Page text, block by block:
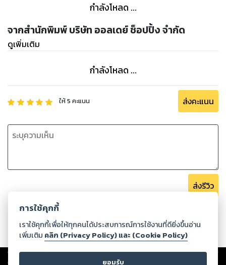
กำลังโหลด ...
จากสำนักพิมพ์ บริษัท ออลเดย์ ช็อปปิ้ง จำกัด
ดูเพิ่มเติม
กำลังโหลด ...
ให้5 คะแนน ส่งคะแนน
ส่งรีวิว
Copyright ©2026Storylog Co., Ltd. - สตอรี่ล็อกขอสงวนสิทธิ์ไม่รับผิดชอบ
ต่อผลงานหรือเนื้อหาใดที่อัปโหลดผ่านเว็บไซต์และปรากฏว่าละเมิดสิทธิใน
การใช้คุกกี้
เราใช้คุกกี้เพื่อให้ทุกคนได้ประสบการณ์การใช้งานที่ดียิ่งขึ้นอ่าน
เพิ่มเติม คลิก (Privacy Policy) และ (Cookie Policy)
ยอมรับ